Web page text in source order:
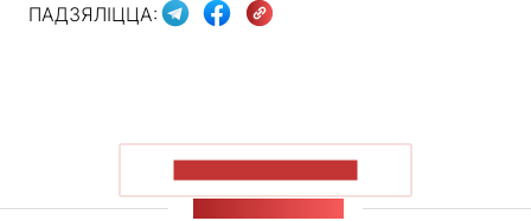
ПАДЗЯЛІЦЦА: